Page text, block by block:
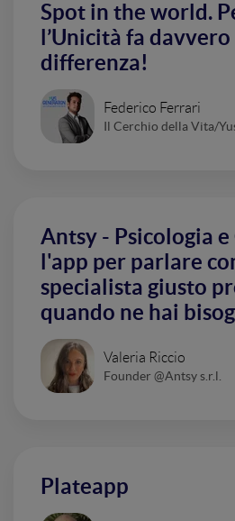
Spot in the world.
l’Unicità fa davvero
differenza!
Federico Ferrari
Il Cerchio della Vita/
Antsy - Psicologia e
l'app per parlare
specialista giusto
quando ne hai
Valeria Riccio
Founder @Antsy s.r.l.
Plateapp